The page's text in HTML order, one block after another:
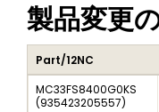
製品変更
Part/12NC
MC33FS8400G0KS
(935423205557)